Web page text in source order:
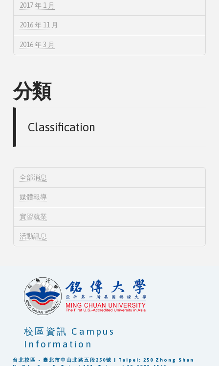
2017 年 1 月
2016 年 11 月
2016 年 3 月
分類
Classification
全部消息
媒體報導
實習就業
活動訊息
台北校區 - 臺北市中山北路五段250號 | Taipei: 250 Zhong Shan
校區資訊 Campus
Information